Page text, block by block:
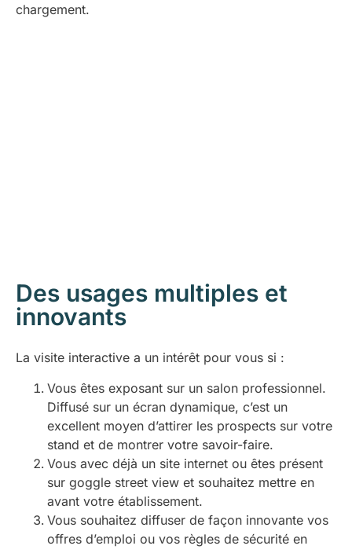
chargement.
Des usages multiples et
innovants
La visite interactive a un intérêt pour vous si :
Vous êtes exposant sur un salon professionnel.
Diffusé sur un écran dynamique, c’est un
excellent moyen d’attirer les prospects sur votre
stand et de montrer votre savoir-faire.
Vous avec déjà un site internet ou êtes présent
sur goggle street view et souhaitez mettre en
avant votre établissement.
Vous souhaitez diffuser de façon innovante vos
offres d’emploi ou vos règles de sécurité en